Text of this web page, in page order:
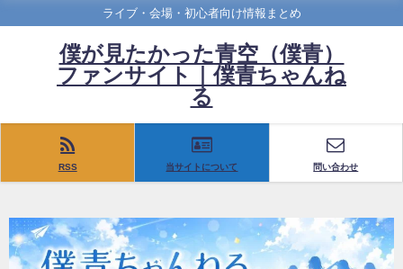
ライブ・会場・初心者向け情報まとめ
僕が見たかった青空（僕青）
ファンサイト｜僕青ちゃんね
る
RSS 当サイトについて 問い合わせ